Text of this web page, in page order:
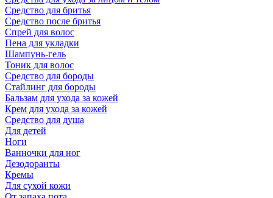
Средство для бритья
Средство после бритья
Спрей для волос
Пена для укладки
Шампунь-гель
Тоник для волос
Средство для бороды
Стайлинг для бороды
Бальзам для ухода за кожей
Крем для ухода за кожей
Средство для душа
Для детей
Ноги
Ванночки для ног
Дезодоранты
Кремы
Для сухой кожи